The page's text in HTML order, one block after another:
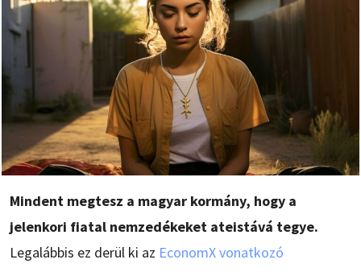
Mindent megtesz a magyar kormány, hogy a
jelenkori fiatal nemzedékeket ateistává tegye.
Legalábbis ez derül ki az EconomX vonatkozó